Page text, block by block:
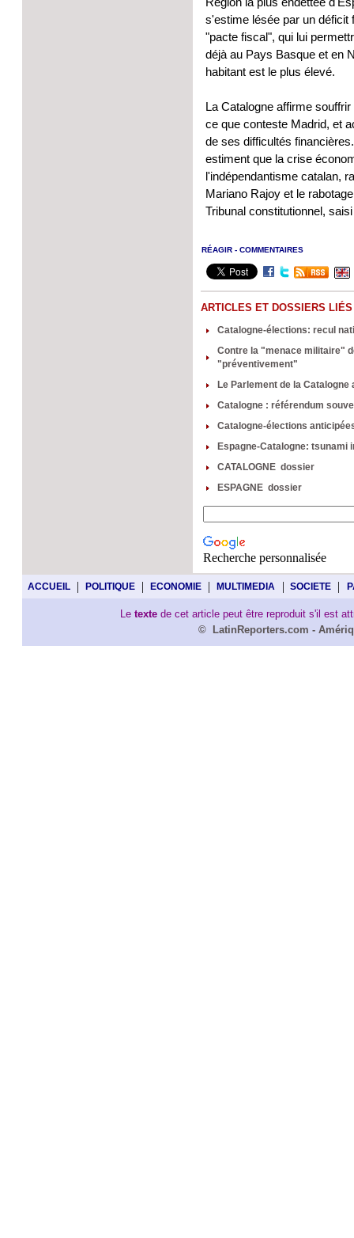
Région la plus endettée
s'estime lésée par un déficit
"pacte fiscal", qui lui
déjà au Pays Basque et en
habitant est le plus élevé.
La Catalogne affirme
ce que conteste Madrid, et
de ses difficultés
estiment que la crise
l'indépendantisme catalan,
Mariano Rajoy et le
Tribunal constitutionnel,
RÉAGIR - COMMENTAIRES
ARTICLES ET DOSSIERS LIÉS
Catalogne-élections: recul
Contre la "menace militaire"
"préventivement"
Le Parlement de la
Catalogne : référendum
Catalogne-élections
Espagne-Catalogne: tsunami
CATALOGNE dossier
ESPAGNE dossier
Recherche personnalisée
ACCUEIL | POLITIQUE | ECONOMIE | MULTIMEDIA | SOCIETE |
Le textede cet article peut être reproduit s'il est
©
LatinReporters.com -